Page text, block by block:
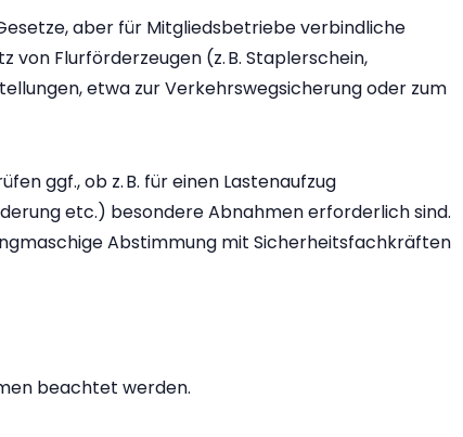
aber für Mitgliedsbetriebe verbindliche
von Flurförderzeugen (z. B. Staplerschein,
etwa zur Verkehrswegsicherung oder zum
ggf., ob z. B. für einen Lastenaufzug
etc.) besondere Abnahmen erforderlich sind.
Abstimmung mit Sicherheitsfachkräften
beachtet werden.